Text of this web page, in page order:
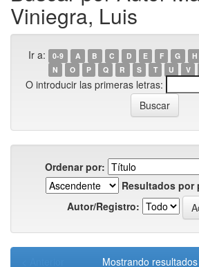
Viniegra, Luis
Ir a: 0-9 A B C D E F G H
N
O P Q R S T U V
O introducir las primeras letras:
Ordenar por:
Resultados por
Autor/Registro:
Mostrando